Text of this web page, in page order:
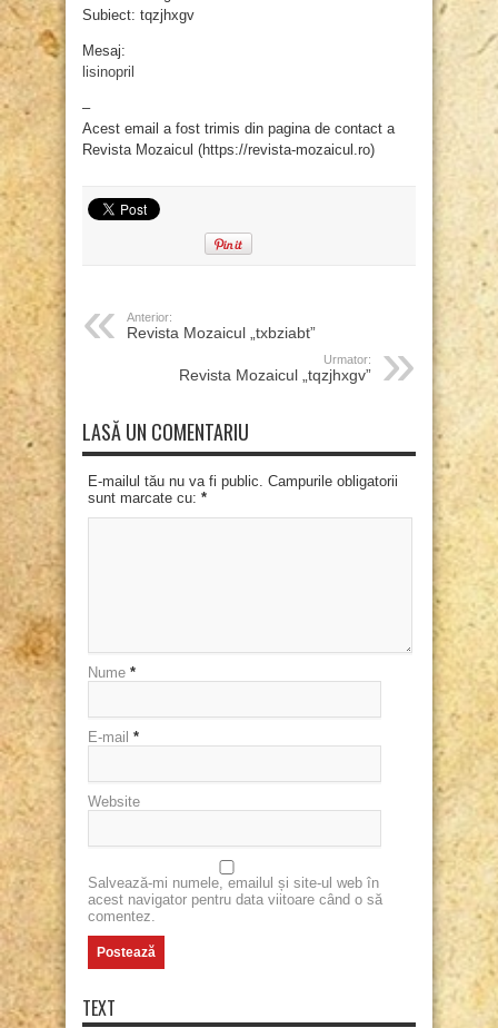
Subiect: tqzjhxgv
Mesaj:
lisinopril
–
Acest email a fost trimis din pagina de contact a
Revista Mozaicul (https://revista-mozaicul.ro)
Anterior:
Revista Mozaicul „txbziabt”
Urmator:
Revista Mozaicul „tqzjhxgv”
LASĂ UN COMENTARIU
E-mailul tău nu va fi public. Campurile obligatorii
sunt marcate cu: *
Nume *
E-mail *
Website
Salvează-mi numele, emailul și site-ul web în
acest navigator pentru data viitoare când o să
comentez.
TEXT